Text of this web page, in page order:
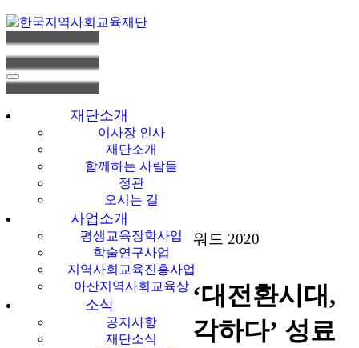
한국지역사회교
육재단
재단소개
이사장 인사
재단소개
함께하는 사람들
정관
오시는 길
사업소개
평생교육장학사업
학술연구사업
지역사회교육진흥사업
아산지역사회교육상
소식
공지사항
재단소식
갤러리피스 이노베이셔널어워드 2020
KCEF 심포지엄 ‘대전환시대,
시민리더십을 생각하다’ 성료